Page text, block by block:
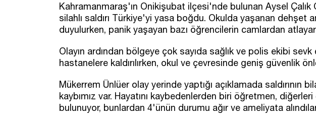
Kahramanmaraş'ın Onikişubat ilçesi'nde bulunan Aysel
silahlı saldırı Türkiye'yi yasa boğdu. Okulda yaşanan dehşet
duyulurken, panik yaşayan bazı öğrencilerin camlardan
Olayın ardından bölgeye çok sayıda sağlık ve polis ekibi sevk
hastanelere kaldırılırken, okul ve çevresinde geniş güvenlik
Mükerrem Ünlüer olay yerinde yaptığı açıklamada saldırının
kaybımız var. Hayatını kaybedenlerden biri öğretmen, diğerleri
bulunuyor, bunlardan 4'ünün durumu ağır ve ameliyata